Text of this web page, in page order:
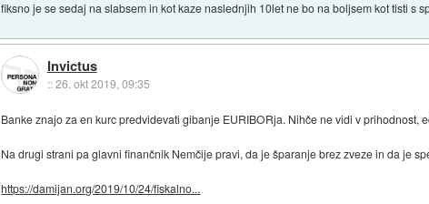
fiksno je se sedaj na slabsem in kot kaze naslednjih 10let ne bo na boljsem kot tisti s
Invictus
::26. okt 2019, 09:35
Banke znajo za en kurc predvidevati gibanje EURIBORja. Nihče ne vidi v
Na drugi strani pa glavni finančnik Nemčije pravi, da je šparanje brez zveze in da je
https://damijan.org/2019/10/24/fiskalno...